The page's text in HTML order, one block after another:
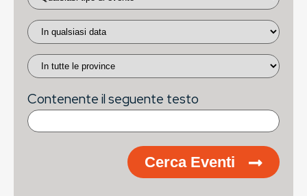
Contenente il seguente testo
Cerca Eventi